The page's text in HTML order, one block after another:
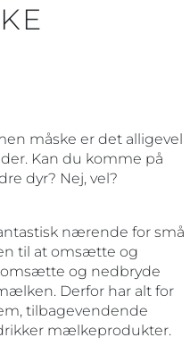
måske er det alligevel
Kan du komme på
dyr? Nej, vel?
nærende for små
til at omsætte og
og nedbryde
Derfor har alt for
tilbagevendende
mælkeprodukter.